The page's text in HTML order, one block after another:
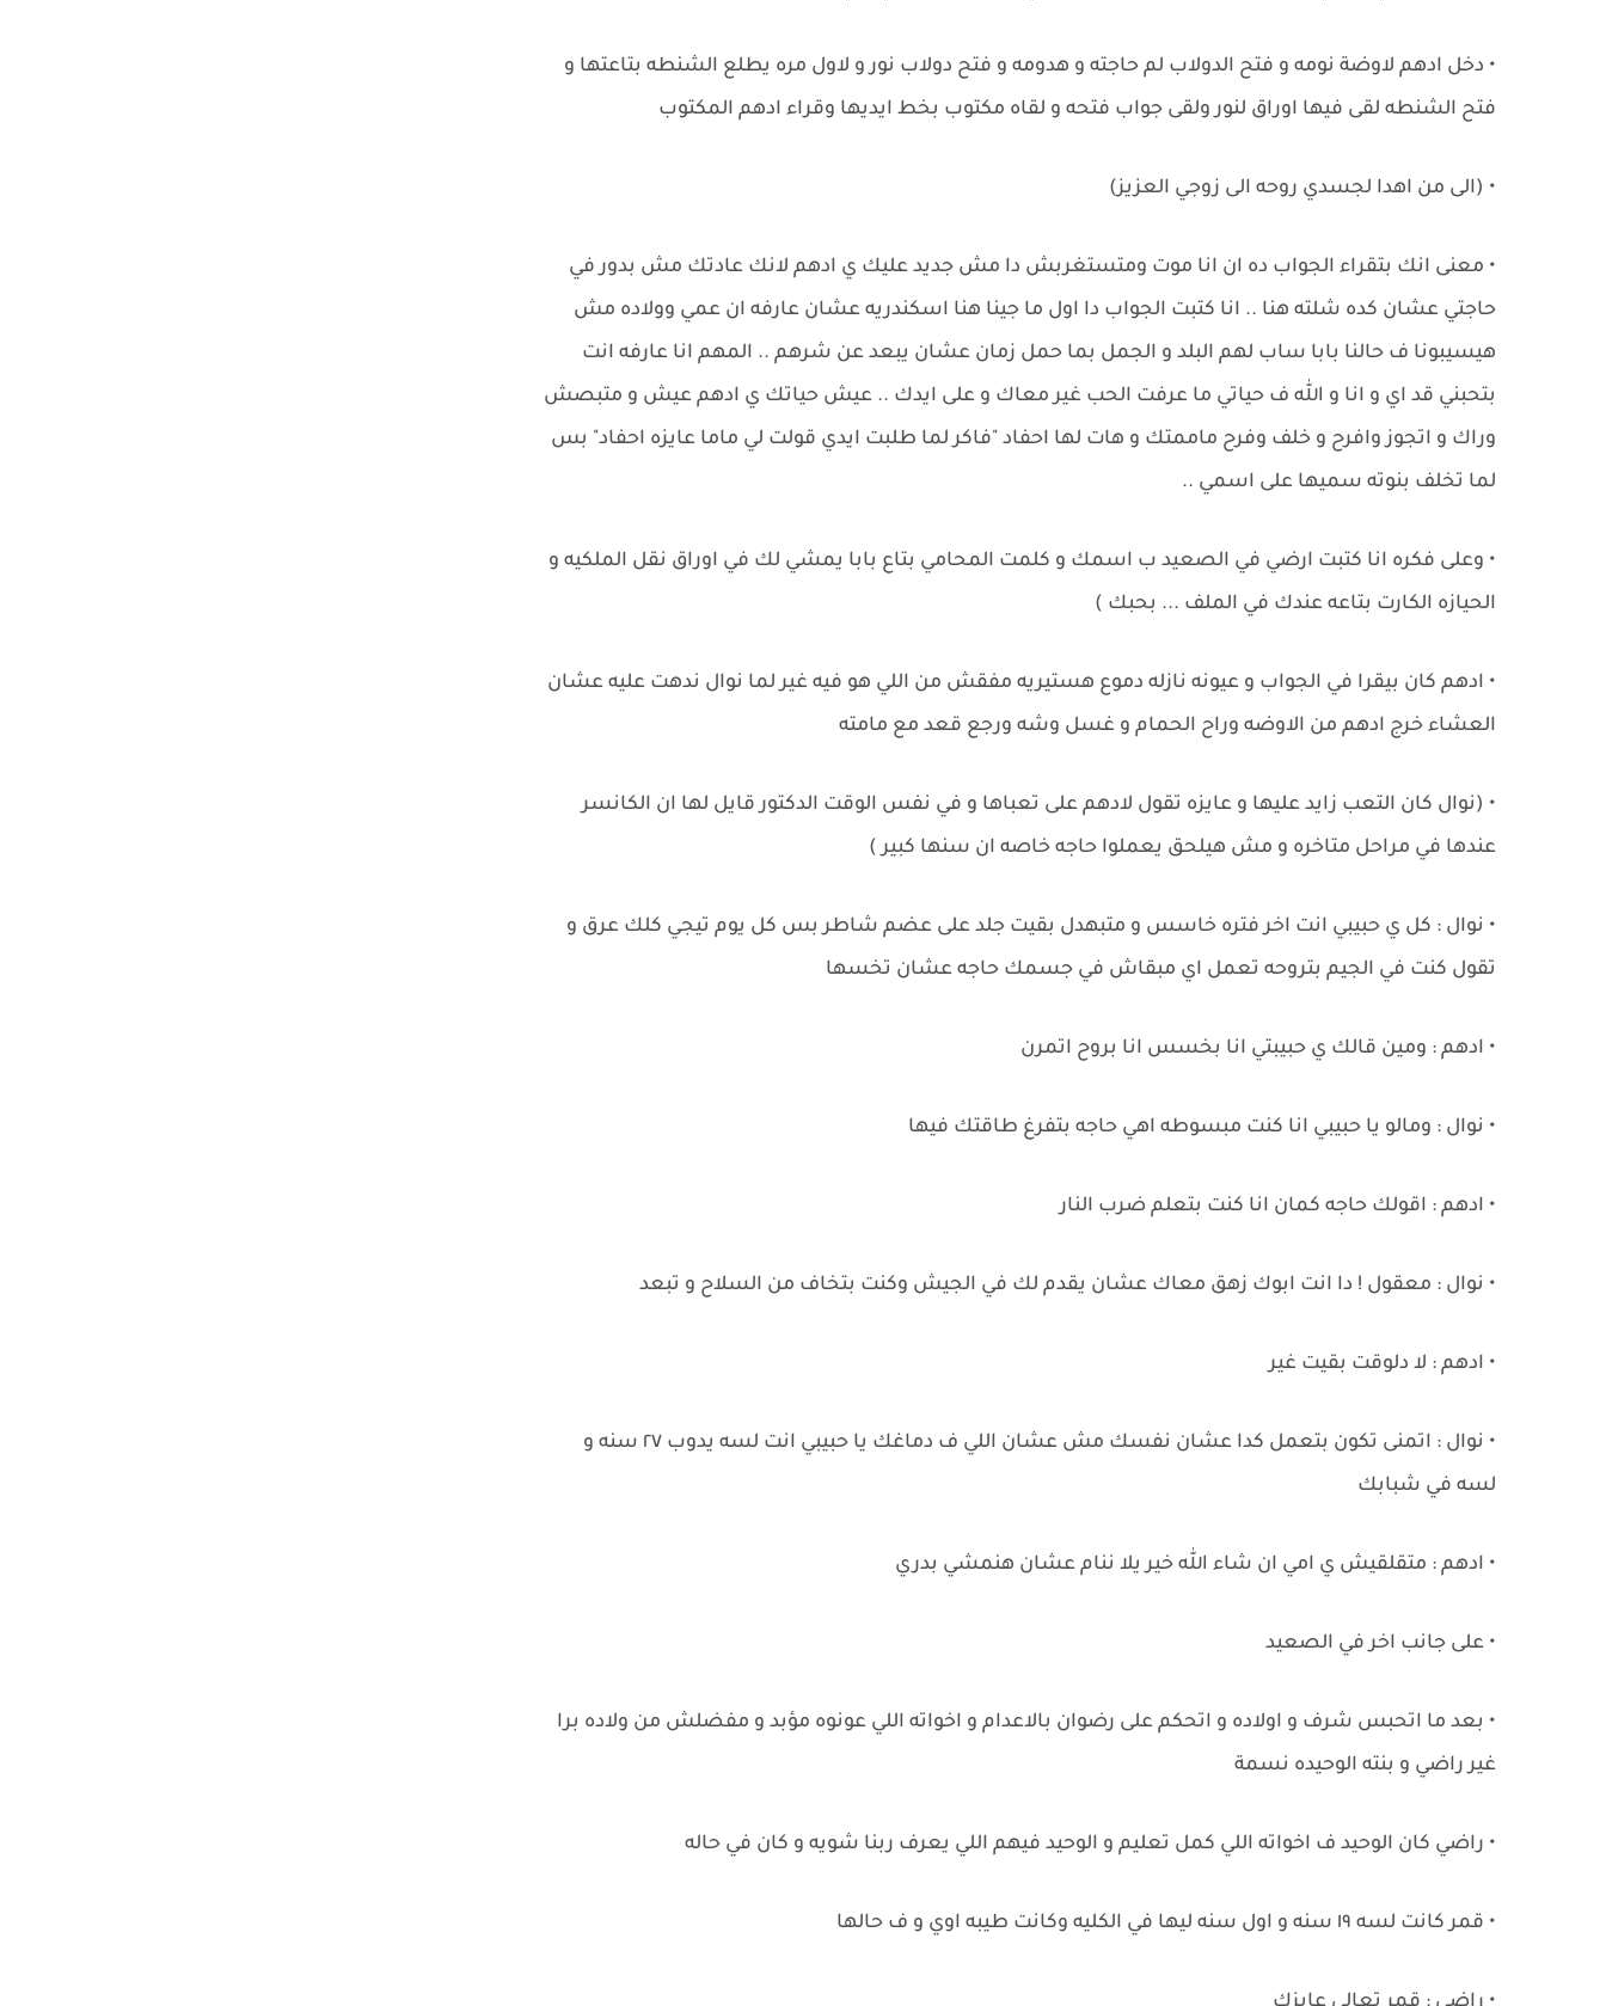
• دخل ادهم لاوضة نومه و فتح الدولاب لم حاجته و هدومه و فتح دولاب نور و لاول مره يطلع الشنطه بتاعتها و
فتح الشنطه لقى فيها اوراق لنور ولقى جواب فتحه و لقاه مكتوب بخط ايديها وقراء ادهم المكتوب
• (الى من اهدا لجسدي روحه الى زوجي العزيز)
• معنى انك بتقراء الجواب ده ان انا موت ومتستغربش دا مش جديد عليك ي ادهم لانك عادتك مش بدور في
حاجتي عشان كده شلته هنا .. انا كتبت الجواب دا اول ما جينا هنا اسكندريه عشان عارفه ان عمي وولاده مش
هيسيبونا ف حالنا بابا ساب لهم البلد و الجمل بما حمل زمان عشان يبعد عن شرهم .. المهم انا عارفه انت
بتحبني قد اي و انا و الله ف حياتي ما عرفت الحب غير معاك و على ايدك .. عيش حياتك ي ادهم عيش و متبصش
وراك و اتجوز وافرح و خلف وفرح ماممتك و هات لها احفاد "فاكر لما طلبت ايدي قولت لي ماما عايزه احفاد" بس
لما تخلف بنوته سميها على اسمي ..
• وعلى فكره انا كتبت ارضي في الصعيد ب اسمك و كلمت المحامي بتاع بابا يمشي لك في اوراق نقل الملكيه و
الحيازه الكارت بتاعه عندك في الملف ... بحبك )
• ادهم كان بيقرا في الجواب و عيونه نازله دموع هستيريه مفقش من اللي هو فيه غير لما نوال ندهت عليه عشان
العشاء خرج ادهم من الاوضه وراح الحمام و غسل وشه ورجع قعد مع مامته
• (نوال كان التعب زايد عليها و عايزه تقول لادهم على تعباها و في نفس الوقت الدكتور قايل لها ان الكانسر
عندها في مراحل متاخره و مش هيلحق يعملوا حاجه خاصه ان سنها كبير )
• نوال : كل ي حبيبي انت اخر فتره خاسس و متبهدل بقيت جلد على عضم شاطر بس كل يوم تيجي كلك عرق و
تقول كنت في الجيم بتروحه تعمل اي مبقاش في جسمك حاجه عشان تخسها
• ادهم : ومين قالك ي حبيبتي انا بخسس انا بروح اتمرن
• نوال : ومالو يا حبيبي انا كنت مبسوطه اهي حاجه بتفرغ طاقتك فيها
• ادهم : اقولك حاجه كمان انا كنت بتعلم ضرب النار
• نوال : معقول ! دا انت ابوك زهق معاك عشان يقدم لك في الجيش وكنت بتخاف من السلاح و تبعد
• ادهم : لا دلوقت بقيت غير
• نوال : اتمنى تكون بتعمل كدا عشان نفسك مش عشان اللي ف دماغك يا حبيبي انت لسه يدوب ٢٧ سنه و
لسه في شبابك
• ادهم : متقلقيش ي امي ان شاء الله خير يلا ننام عشان هنمشي بدري
• على جانب اخر في الصعيد
• بعد ما اتحبس شرف و اولاده و اتحكم على رضوان بالاعدام و اخواته اللي عونوه مؤبد و مفضلش من ولاده برا
غير راضي و بنته الوحيده نسمة
• راضي كان الوحيد ف اخواته اللي كمل تعليم و الوحيد فيهم اللي يعرف ربنا شويه و كان في حاله
• قمر كانت لسه ١٩ سنه و اول سنه ليها في الكليه وكانت طيبه اوي و ف حالها